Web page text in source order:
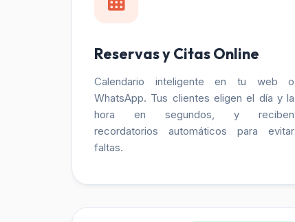
Reservas y Citas Online
Calendario inteligente en tu web o
WhatsApp. Tus clientes eligen el día y la
hora en segundos, y reciben
recordatorios automáticos para evitar
faltas.